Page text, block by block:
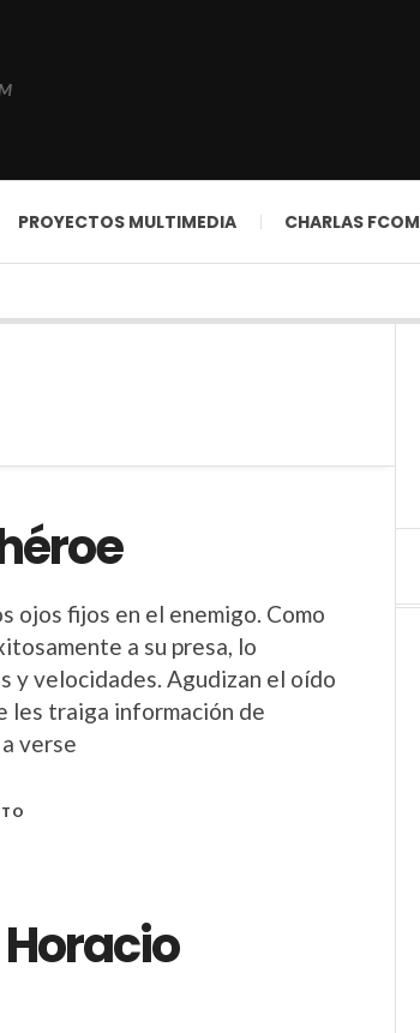
PROYECTOS MULTIMEDIA CHARLAS FCOM
ojos fijos en el enemigo. Como
a su presa, lo
y velocidades. Agudizan el oído
les traiga información de
verse